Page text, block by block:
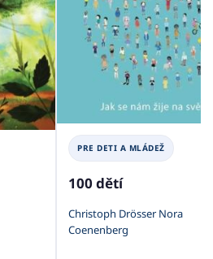
PRE DETI A MLÁDEŽ
100 dětí
Christoph Drösser Nora
Coenenberg